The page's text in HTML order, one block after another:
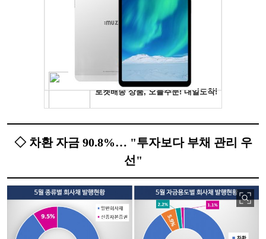
◇ 차환 자금 90.8%… "투자보다 부채 관리 우
선"